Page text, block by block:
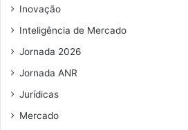
a
i
Inovação
Inteligência de Mercado
Jornada 2026
Jornada ANR
Jurídicas
Mercado